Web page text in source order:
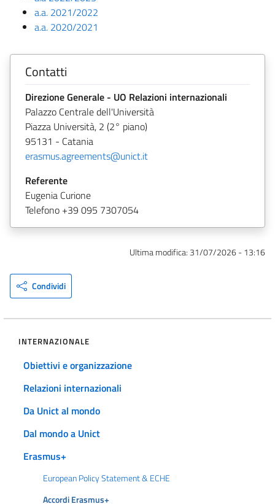
a.a. 2021/2022
a.a. 2020/2021
Contatti
Direzione Generale - UO Relazioni internazionali
Palazzo Centrale dell'Università
Piazza Università, 2 (2° piano)
95131 - Catania
erasmus.agreements@unict.it
Referente
Eugenia Curione
Telefono +39 095 7307054
Ultima modifica: 31/07/2026 - 13:16
Condividi
INTERNAZIONALE
Obiettivi e organizzazione
Relazioni internazionali
Da Unict al mondo
Dal mondo a Unict
Erasmus+
European Policy Statement & ECHE
Accordi Erasmus+